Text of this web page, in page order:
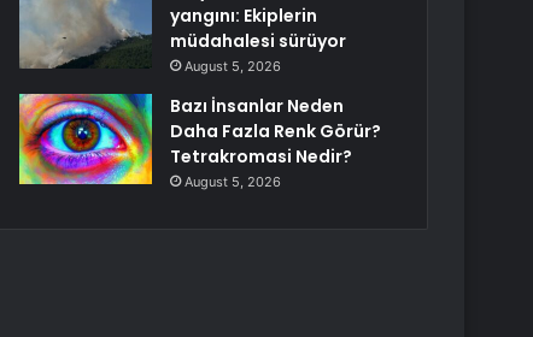
yangını: Ekiplerin
müdahalesi sürüyor
August 5, 2026
Bazı İnsanlar Neden
Daha Fazla Renk Görür?
Tetrakromasi Nedir?
August 5, 2026